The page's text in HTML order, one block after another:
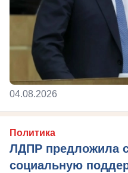
04.08.2026
Политика
ЛДПР предложила
социальную